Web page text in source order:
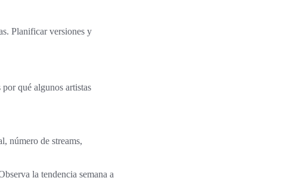
Planificar versiones y
qué algunos artistas
número de streams,
la tendencia semana a